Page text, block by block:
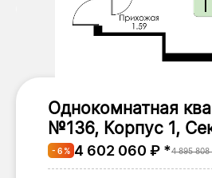
Однокомнатная
№136, Корпус 1,
- 6 % 4 602 060 ₽ *4 895 808